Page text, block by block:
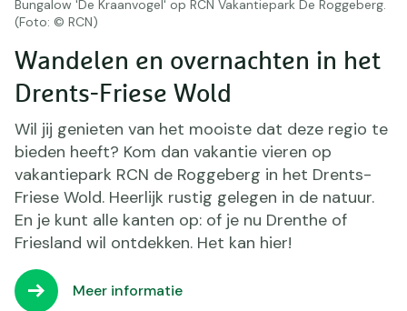
Bungalow 'De Kraanvogel' op RCN Vakantiepark De Roggeberg.
(Foto: © RCN)
Wandelen en overnachten in het
Drents-Friese Wold
Wil jij genieten van het mooiste dat deze regio te
bieden heeft? Kom dan vakantie vieren op
vakantiepark RCN de Roggeberg in het Drents-
Friese Wold. Heerlijk rustig gelegen in de natuur.
En je kunt alle kanten op: of je nu Drenthe of
Friesland wil ontdekken. Het kan hier!
Meer informatie